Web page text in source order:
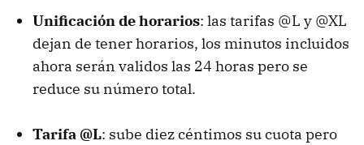
Unificación de horarios: las tarifas @L y @XL
dejan de tener horarios, los minutos incluidos
ahora serán validos las 24 horas pero se
reduce su número total.
Tarifa @L: sube diez céntimos su cuota pero